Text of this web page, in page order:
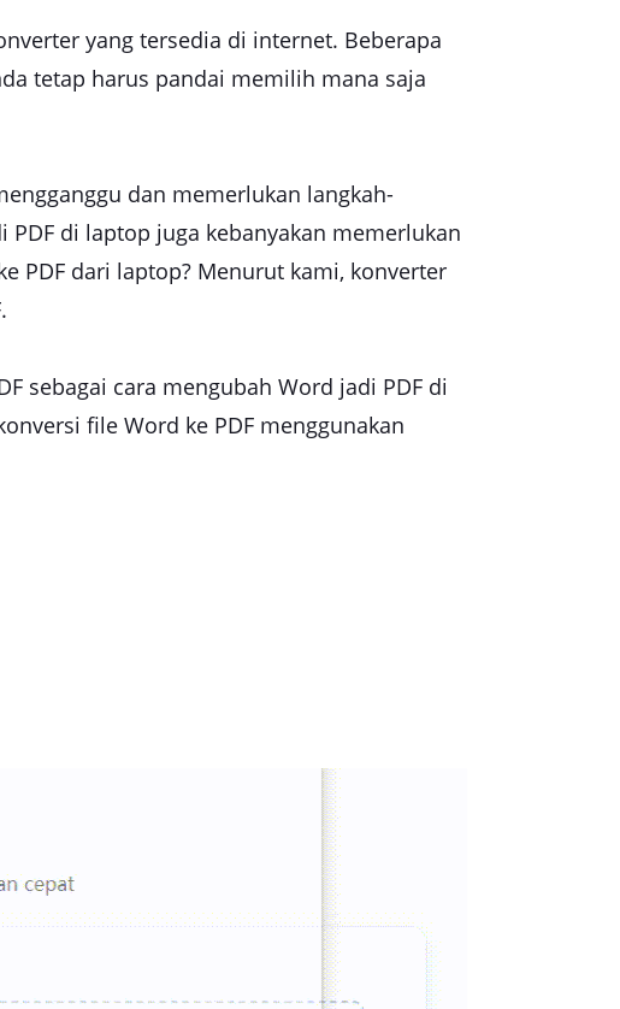
yang tersedia di internet. Beberapa
tetap harus pandai memilih mana saja
dan memerlukan langkah-
di laptop juga kebanyakan memerlukan
PDF dari laptop? Menurut kami, konverter
sebagai cara mengubah Word jadi PDF di
file Word ke PDF menggunakan